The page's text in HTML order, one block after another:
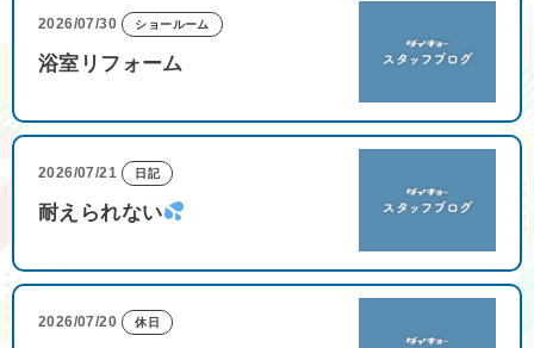
2026/07/30 ショールーム
浴室リフォーム
2026/07/21 日記
耐えられない
2026/07/20 休日